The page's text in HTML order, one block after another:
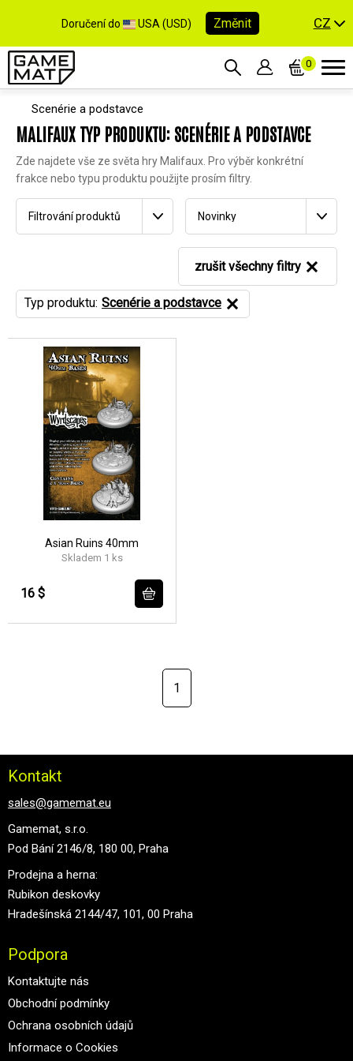
Doručení do USA (USD) Změnit CZ
0
Scenérie a podstavce
MALIFAUX TYP PRODUKTU: SCENÉRIE A PODSTAVCE
Zde najdete vše ze světa hry Malifaux. Pro výběr konkrétní
frakce nebo typu produktu použijte prosím filtry.
Filtrování produktů Novinky
zrušit všechny filtry
Typ produktu: Scenérie a podstavce
Asian Ruins 40mm
Skladem 1 ks
16 $
1
Kontakt
sales@gamemat.eu
Gamemat, s.r.o.
Pod Bání 2146/8, 180 00, Praha
Prodejna a herna:
Rubikon deskovky
Hradešínská 2144/47, 101, 00 Praha
Podpora
Kontaktujte nás
Obchodní podmínky
Ochrana osobních údajů
Informace o Cookies